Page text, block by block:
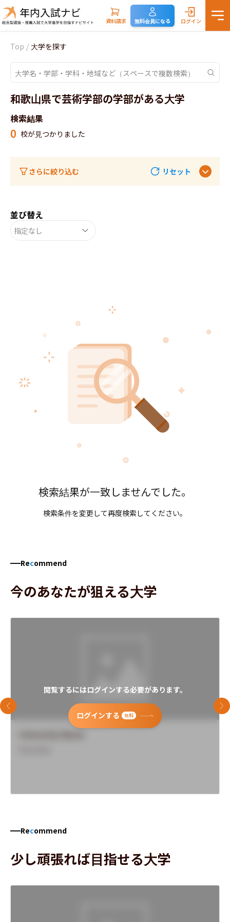
資料請求 無料会員になる ログイン
Top / 大学を探す
和歌山県で芸術学部の学部がある大学
検索結果
0 校が見つかりました
さらに絞り込む リセット
並び替え
指定なし
検索結果が一致しませんでした。
検索条件を変更して再度検索してください。
Recommend
今のあなたが狙える大学
閲覧するにはログインする必要があります。
ログインする 無料
前のスライド 次
Recommend
少し頑張れば目指せる大学